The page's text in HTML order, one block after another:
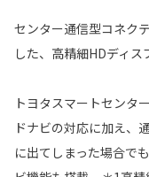
センター通信型コネク
した、高精細HDディス
トヨタスマートセンタ
ドナビの対応に加え、
に出てしまった場合で